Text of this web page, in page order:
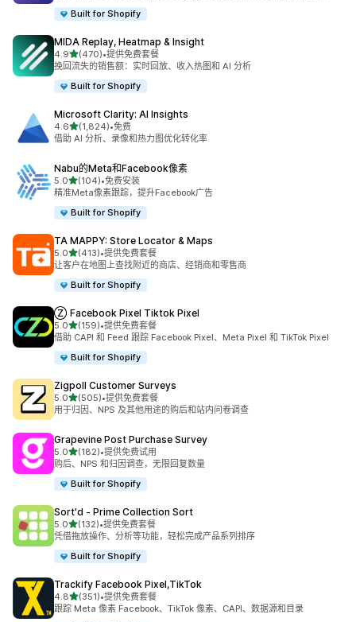
Built for Shopify
MIDA Replay, Heatmap & Insight
4.9星（满分 5 星）
(470)
总共 470 条评论
•提供免费套餐
挽回流失的销售额：实时回放、收入热图和 AI 分析
Built for Shopify
Microsoft Clarity: AI Insights
4.6星（满分 5 星）
(1,824)
总共 1824 条评论
•免费
借助 AI 分析、录像和热力图优化转化率
Nabu的Meta和Facebook像素
5.0星（满分 5 星）
(104)
总共 104 条评论
•免费安装
精准Meta像素跟踪，提升Facebook广告
Built for Shopify
TA MAPPY: Store Locator & Maps
5.0星（满分 5 星）
(413)
总共 413 条评论
•提供免费套餐
让客户在地图上查找附近的商店、经销商和零售商
Built for Shopify
Ⓩ Facebook Pixel Tiktok Pixel
5.0星（满分 5 星）
(159)
总共 159 条评论
•提供免费套餐
借助 CAPI 和 Feed 跟踪 Facebook Pixel、Meta Pixel 和 TikTok Pixel
Built for Shopify
Zigpoll Customer Surveys
5.0星（满分 5 星）
(505)
总共 505 条评论
•提供免费套餐
用于归因、NPS 及其他用途的购后和站内问卷调查
Grapevine Post Purchase Survey
5.0星（满分 5 星）
(182)
总共 182 条评论
•提供免费试用
购后、NPS 和归因调查，无限回复数量
Built for Shopify
Sort'd ‑ Prime Collection Sort
5.0星（满分 5 星）
(132)
总共 132 条评论
•提供免费套餐
凭借拖放操作、分析等功能，轻松完成产品系列排序
Built for Shopify
Trackify Facebook Pixel,TikTok
4.8星（满分 5 星）
(351)
总共 351 条评论
•提供免费套餐
跟踪 Meta 像素 Facebook、TikTok 像素、CAPI、数据源和目录